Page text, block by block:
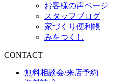
お客様の声ページ
スタッフブログ
家づくり便利帳
みをつくし
CONTACT
無料相談会/来店予約